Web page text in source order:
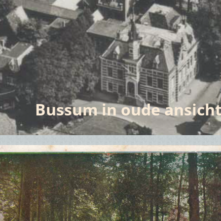
Bussum in oude